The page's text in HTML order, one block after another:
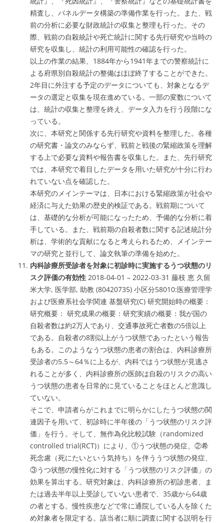
精査し、パネルデータ構築の準備作業を行った。また、戦
前の分析に必要な財政統計の収集と整理も行った。その
際、戦前の自殺統計や死亡統計に関する先行研究や当時の
研究を収集し、統計の利用可能性の確認を行った。
以上の作業の結果、1884年から1941年までの警察統計に
よる府県別自殺統計の整備はほぼ終了することができた。
2年目に外注する予定のデータについても、対象となるデ
ータの選定と収集を現在進めている。一部の変数について
は、統計の収集と整理を終え、データ入力を行う段階にな
っている。
次に、本研究と関係する先行研究や資料を整理した。各種
の研究書・論文のみならず、戦前と戦後の緊縮政策を理解
する上で必要な資料や報告書を収集した。また、先行研究
では、本研究で着目したデータを用いた研究が十分に行わ
れていない点を確認した。
本研究のメインテーマは、日本における緊縮政策が社会や
経済に与えた効果の歴史的検証である。戦前期について
は、基礎的な分析が可能になったため、予備的な分析に着
手している。また、戦前期の自殺者数に関する記述統計分
析は、学術的な貢献になると考えられるため、メインテー
マの研究と並行して、論文執筆の準備を始めた。
内科診療所受診者を対象に初診時に実施するうつ状態のリ
スク評価の有効性 2018-04-01 – 2022-03-31 藤枝 恵 久留
米大学, 医学部, 助教 (80420735) 小区分58010:医療管理学
および医療系社会学関連 基盤研究(C) 研究開始時の概要：
研究概要： 研究成果の概要：研究実績の概要：我が国の
自殺者数は約2万人であり、交通事故死亡者数の5倍以上
である。自殺者の8割以上がうつ状態であったという報告
もある。このようなうつ状態の患者の割合は、内科診療所
受診者の5.5～64％に上るが、内科ではうつ状態が見逃さ
れることが多く、内科診療所の医師は自殺のリスクの高い
うつ状態の患者を日常的に見ていることをほとんど意識し
ていない。
そこで、申請者らがこれまでに明らかにしたうつ状態の関
連因子を用いて、初診時に半年後の「うつ状態のリスク評
価」を行う。そして、無作為化比較試験（randomized
controlled trial(RCT)）により、①うつ状態の発症、②希
死念慮（死にたいという気持ち）を伴ううつ状態の発症、
③うつ状態の慢性化に対する「うつ状態のリスク評価」の
効果を算出する。研究対象は、内科診療所の初診患者、ま
たは過去半年以上受診していない患者で、35歳から64歳
の者とする。慢性疾患などで常に通院している人を除くた
め対象者を限定する。該当者に順に調査に関する説明を行